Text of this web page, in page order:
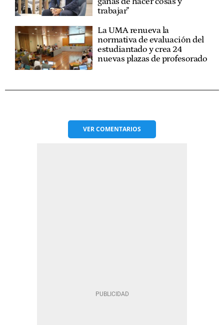
trabajar"
La UMA renueva la
normativa de evaluación del
estudiantado y crea 24
nuevas plazas de profesorado
VERCOMENTARIOS